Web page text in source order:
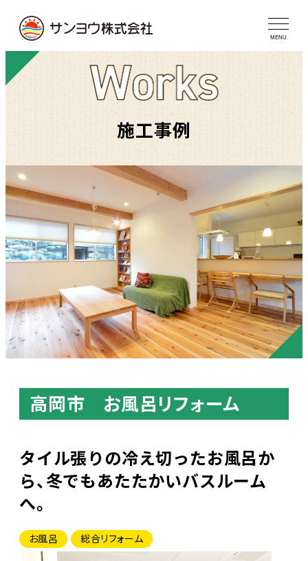
コ
ツ
へ
移
動
MENU
施工事例
高岡市 お風呂リフォーム
タイル張りの冷え切ったお風呂か
ら、冬でもあたたかいバスルーム
へ。
お風呂 総合リフォーム